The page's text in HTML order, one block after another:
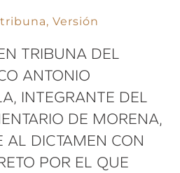
,Versión
TRIBUNA DEL
ANTONIO
INTEGRANTE DEL
DE MORENA,
AL DICTAMEN CON
POR EL QUE